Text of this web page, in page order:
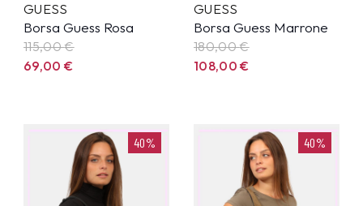
GUESS
Borsa Guess Rosa
115,00€
69,00€
GUESS
Borsa Guess Marrone
180,00€
108,00€
40% 40%